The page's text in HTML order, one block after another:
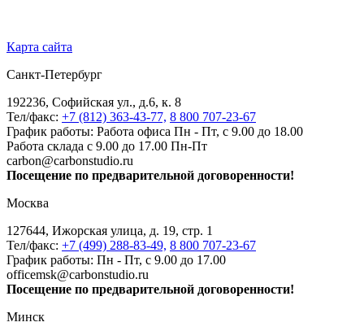
Карта сайта
Санкт-Петербург
192236, Софийская ул., д.6, к. 8
Тел/факс: +7 (812) 363-43-77, 8 800 707-23-67
График работы: Работа офиса Пн - Пт, с 9.00 до 18.00
Работа склада с 9.00 до 17.00 Пн-Пт
carbon@carbonstudio.ru
Посещение по предварительной договоренности!
Москва
127644, Ижорская улица, д. 19, стр. 1
Тел/факс: +7 (499) 288-83-49, 8 800 707-23-67
График работы: Пн - Пт, с 9.00 до 17.00
officemsk@carbonstudio.ru
Посещение по предварительной договоренности!
Минск